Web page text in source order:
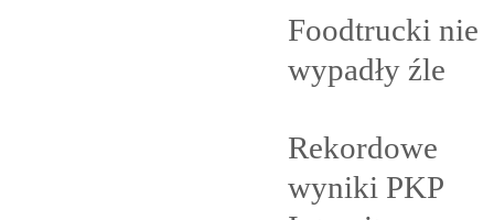
Foodtrucki nie
wypadły źle
Rekordowe
wyniki PKP